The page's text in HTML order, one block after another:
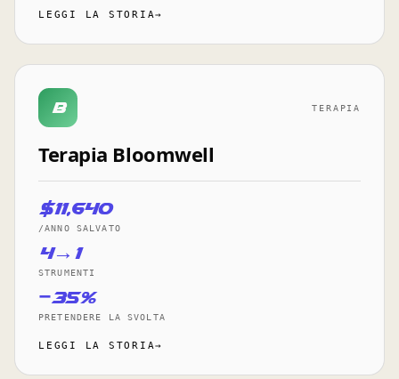
LEGGI LA STORIA→
B TERAPIA
Terapia Bloomwell
$11,640
/ANNO SALVATO
4→1
STRUMENTI
−35%
PRETENDERE LA SVOLTA
LEGGI LA STORIA→